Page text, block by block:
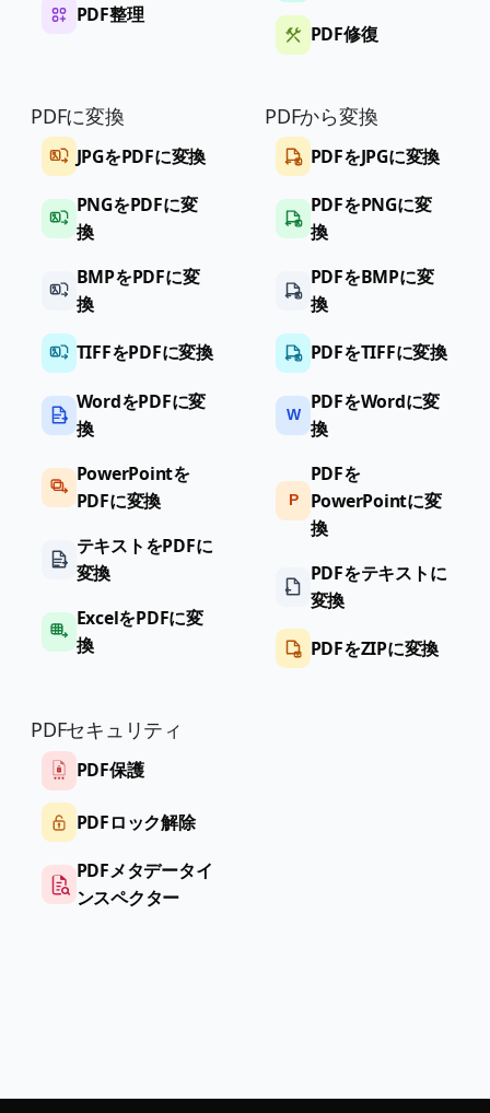
PDF整理
PDF修復
PDFに変換
JPGをPDFに変換
PNGをPDFに変
換
BMPをPDFに変
換
TIFFをPDFに変換
WordをPDFに変
換
PowerPointを
PDFに変換
テキストをPDFに
変換
ExcelをPDFに変
換
PDFから変換
PDFをJPGに変換
PDFをPNGに変
換
PDFをBMPに変
換
PDFをTIFFに変換
W
PDFをWordに変
換
P
PDFを
PowerPointに変
換
PDFをテキストに
変換
PDFをZIPに変換
PDFセキュリティ
PDF保護
PDFロック解除
PDFメタデータイ
ンスペクター